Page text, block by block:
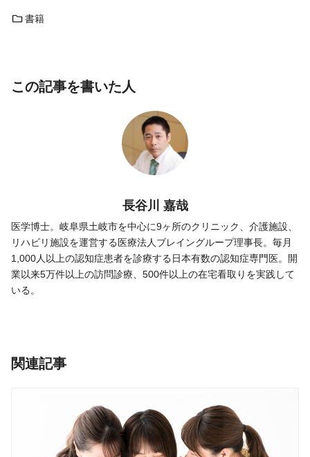
書籍
この記事を書いた人
長谷川 嘉哉
医学博士。岐阜県土岐市を中心に9ヶ所のクリニック、介護施設、
リハビリ施設を運営する医療法人ブレイングループ理事長。毎月
1,000人以上の認知症患者を診療する日本有数の認知症専門医。開
業以来5万件以上の訪問診療、500件以上の在宅看取りを実践して
いる。
関連記事